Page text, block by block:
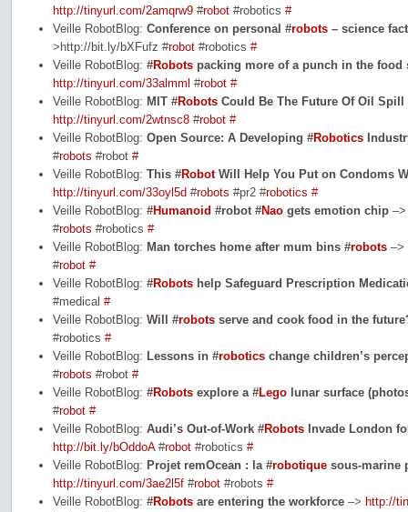
http://tinyurl.com/2amqrw9 #robot #robotics #
Veille RobotBlog: Conference on personal #robots – science
>http://bit.ly/bXFufz #robot #robotics #
Veille RobotBlog: #Robots packing more of a punch in the food
http://tinyurl.com/33almml #robot #
Veille RobotBlog: MIT #Robots Could Be The Future Of Oil Spill
http://tinyurl.com/2wtnsc8 #robot #
Veille RobotBlog: Open Source: A Developing #Robotics
#robots #robot #
Veille RobotBlog: This #RobotWill Help You Put on Condoms
http://tinyurl.com/33oyl5d #robots #pr2 #robotics #
Veille RobotBlog: #Humanoid #robot #Nao gets emotion chip
#robots #robotics #
Veille RobotBlog: Man torches home after mum bins #robots –>
#robot #
Veille RobotBlog: #Robots help Safeguard Prescription
#medical #
Veille RobotBlog: Will #robots serve and cook food in the
#robotics #
Veille RobotBlog: Lessons in #robotics change children’s
#robots #robot #
Veille RobotBlog: #Robots explore a #Lego lunar surface
#robot #
Veille RobotBlog: Audi’s Out-of-Work #Robots Invade London
http://bit.ly/bOddoA#robot #robotics #
Veille RobotBlog: Projet remOcean : la #robotique sous-marine
http://tinyurl.com/3ae2l5f #robot #robots #
Veille RobotBlog: #Robots are entering the workforce –> http://